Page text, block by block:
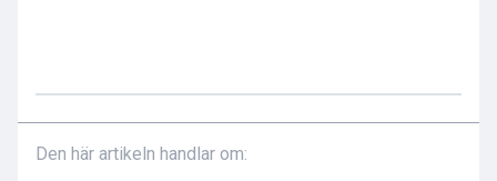
Den här artikeln handlar om: